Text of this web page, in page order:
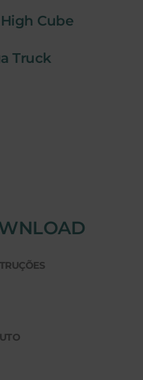
Cube
Truck